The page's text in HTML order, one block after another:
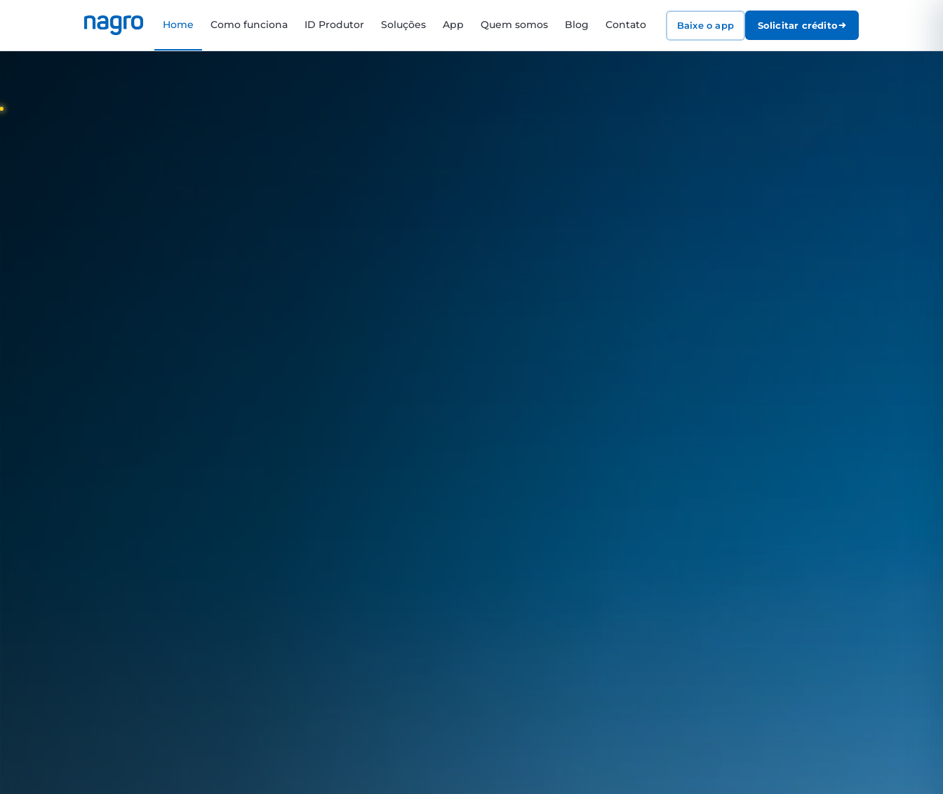
Home Como funciona ID Produtor Soluções App Quem somos Blog Contato Baixe o app Solicitar crédito